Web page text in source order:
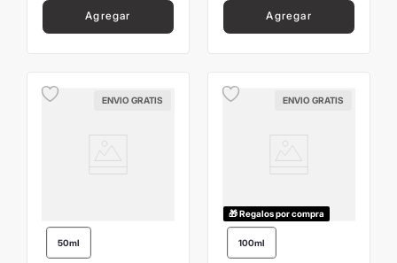
Agregar Agregar
ENVIO GRATIS
50ml
ENVIO GRATIS
🎁 Regalos por compra
100ml